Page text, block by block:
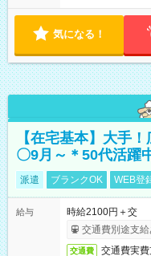
気になる！
【在宅基本】大手
〇9月～＊50代活躍
派遣 ブランクOK WEB登
給与
時給2100円＋交
交通費別途支給
交通費 交通費実費